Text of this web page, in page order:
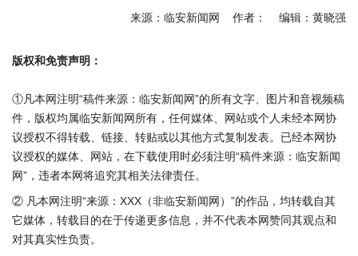
来源：临安新闻网 作者： 编辑：黄晓强
版权和免责声明：
①凡本网注明“稿件来源：临安新闻网”的所有文字、图片和音视频稿
件，版权均属临安新闻网所有，任何媒体、网站或个人未经本网协
议授权不得转载、链接、转贴或以其他方式复制发表。已经本网协
议授权的媒体、网站，在下载使用时必须注明“稿件来源：临安新闻
网”，违者本网将追究其相关法律责任。
② 凡本网注明“来源：XXX（非临安新闻网）”的作品，均转载自其
它媒体，转载目的在于传递更多信息，并不代表本网赞同其观点和
对其真实性负责。